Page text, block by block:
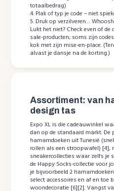
totaalbedrag)
4. Plak of typ je code – niet
5. Druk op verzilveren…
Lukt het niet? Check even of
sale-producten; soms zijn
kok met zijn mise-en-place.
alvast je dansje na de korting.)
Assortiment: van
design tas
Expo XL is die cadeauwinkel
dan op de standaard markt.
hamamdoeken uit Tunesië
rollen als een stroopwafel) [4],
sneakercollecties waar zelfs je
de Happy Socks-collectie voor
je bijvoorbeeld 2
select accessoires en af en toe
woondecoratie [6][2]. Vangst